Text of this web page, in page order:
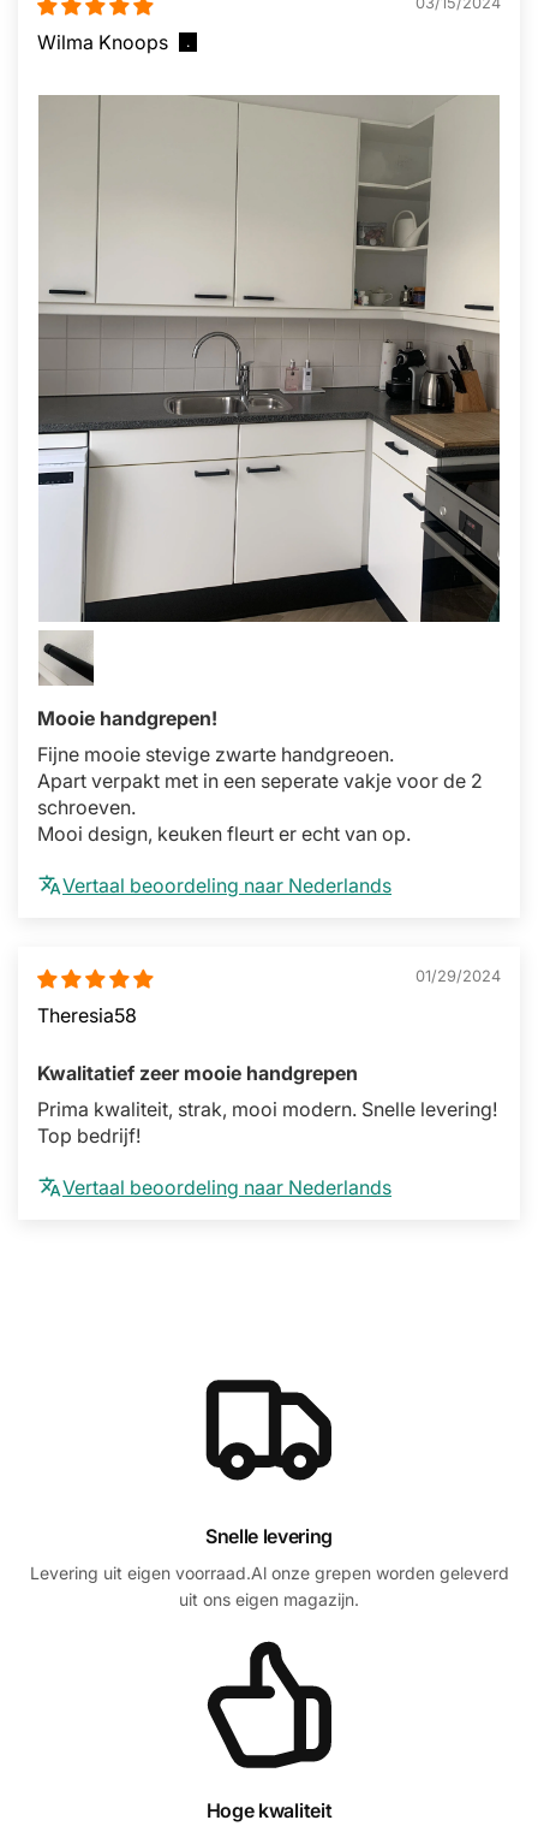
Wilma Knoops
Mooie handgrepen!
Fijne mooie stevige zwarte handgreoen.
Apart verpakt met in een seperate vakje voor de 2
schroeven.
Mooi design, keuken fleurt er echt van op.
Vertaal beoordeling naar Nederlands
01/29/2024
Theresia58
Kwalitatief zeer mooie handgrepen
Prima kwaliteit, strak, mooi modern. Snelle levering!
Top bedrijf!
Vertaal beoordeling naar Nederlands
Snelle levering
Levering uit eigen voorraad.Al onze grepen worden geleverd
uit ons eigen magazijn.
Hoge kwaliteit